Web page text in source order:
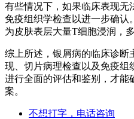
有些情况下，如果临床表现无
免疫组织学检查以进一步确
为皮肤表层大量T细胞浸润，
综上所述，银屑病的临床诊断
现、切片病理检查以及免疫组
进行全面的评估和鉴别，才能
案。
不想打字，电话咨询